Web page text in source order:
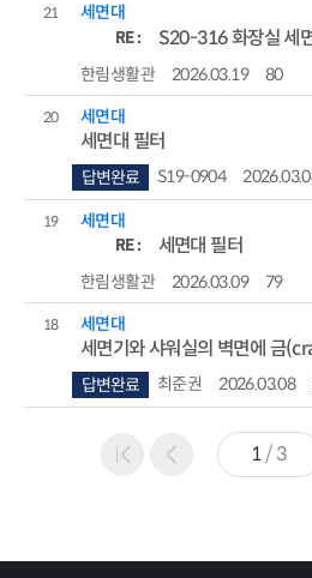
21 세면대
RE : S20-316 화장실 세
한림생활관 2026.03.19 80
20 세면대
세면대 필터
답변완료 S19-0904
19 세면대
RE : 세면대 필터
한림생활관 2026.03.09 79
18 세면대
답변완료 최준권 2026.03.08
1/3